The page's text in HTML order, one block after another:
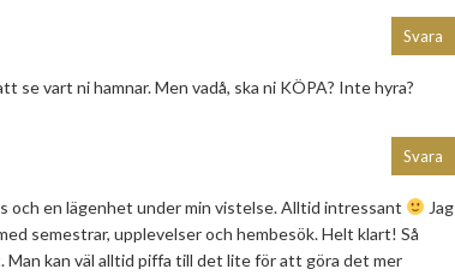
se vart ni hamnar. Men vadå, ska ni KÖPA? Inte hyra?
Svara
och en lägenhet under min vistelse. Alltid intressant
Jag
semestrar, upplevelser och hembesök. Helt klart! Så
kan väl alltid piffa till det lite för att göra det mer
Svara